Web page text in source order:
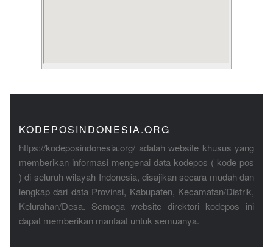
KODEPOSINDONESIA.ORG
https://kodeposindonesia.org/ adalah website khusus yang
memberikan informasi mengenai data kodepos ( kode pos
) di seluruh wilayah Indonesia, disajikan secara mudah dan
lengkap dari data Provinsi, Kabupaten, Kecamatan/Distrik,
Kelurahan/Desa. Semoga website direktori kodepos ini
dapat memberikan manfaat untuk semuanya.